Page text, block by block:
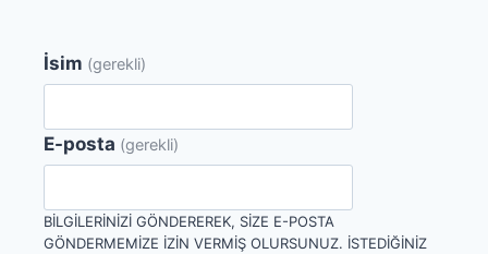
İsim (gerekli)
E-posta (gerekli)
BILGILERINIZI GÖNDEREREK, SIZE E-POSTA
GÖNDERMEMIZE IZIN VERMIŞ OLURSUNUZ. İSTEDIĞINIZ